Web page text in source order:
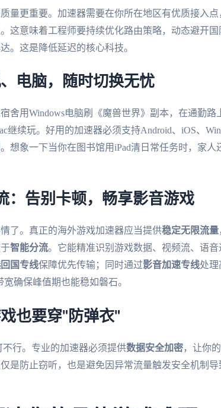
量更重要。加速器需要在你所在地区有优质接入
这意味着工程师要持续优化路由策略，动态避开
。这是降低延迟的核心科技。
电脑，随时切换无忧
舍用Windows电脑刷《魔兽世界》副本，在通勤路
继续玩。好用的加速器必须支持Android、iOS、
。想象一下当你在图书馆用iPad清日常任务时，家人
：告别卡顿，畅享影音游戏
了。真正的海外游戏加速器应当提供稳定无限流量
智能分流。它能精准识别游戏数据、视频流、语音
国专线保障优先传输；同时通过影音加速专线处理
确保峰值期也能稳如磐石。
也要穿"防弹衣"
行。专业的加速器必须提供数据安全加密，让你
是防止窃听，也是避免因异常流量触发安全机制